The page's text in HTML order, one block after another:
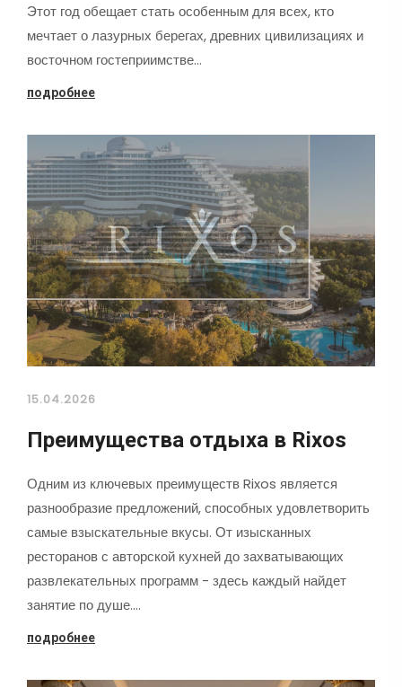
Этот год обещает стать особенным для всех, кто
мечтает о лазурных берегах, древних цивилизациях и
восточном гостеприимстве…
подробнее
15.04.2026
Преимущества отдыха в Rixos
Одним из ключевых преимуществ Rixos является
разнообразие предложений, способных удовлетворить
самые взыскательные вкусы. От изысканных
ресторанов с авторской кухней до захватывающих
развлекательных программ - здесь каждый найдет
занятие по душе.…
подробнее